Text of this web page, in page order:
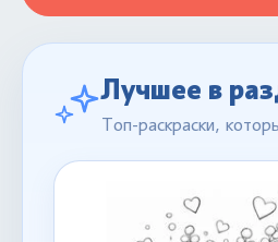
Лучшее в
Топ-раскраски,